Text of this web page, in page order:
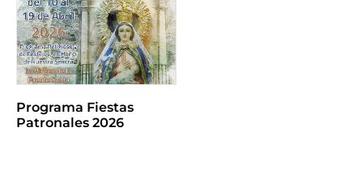
Programa Fiestas
Patronales 2026